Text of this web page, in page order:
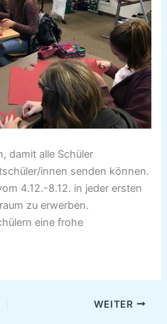
damit alle Schüler
innen senden können.
4.12.-8.12. in jeder ersten
zu erwerben.
eine frohe
WEITER